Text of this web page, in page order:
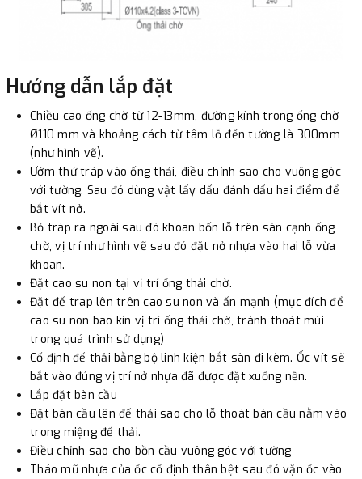
Hướng dẫn lắp đặt
Chiều cao ống chờ từ 12-13mm, đường kính trong ống chờ
Ø110 mm và khoảng cách từ tâm lỗ đến tường là 300mm
(như hình vẽ).
Ướm thử tráp vào ống thải, điều chỉnh sao cho vuông góc
với tường. Sau đó dùng vật lấy dấu đánh dấu hai điểm để
bắt vít nở.
Bỏ tráp ra ngoài sau đó khoan bốn lỗ trên sàn cạnh ống
chờ, vị trí như hình vẽ sau đó đặt nở nhựa vào hai lỗ vừa
khoan.
Đặt cao su non tại vị trí ống thải chờ.
Đặt đế trap lên trên cao su non và ấn mạnh (mục đích để
cao su non bao kín vị trí ống thải chờ, tránh thoát mùi
trong quá trình sử dụng)
Cố định đế thải bằng bộ linh kiện bắt sàn đi kèm. Ốc vít sẽ
bắt vào đúng vị trí nở nhựa đã được đặt xuống nền.
Lắp đặt bàn cầu
Đặt bàn cầu lên đế thải sao cho lỗ thoát bàn cầu nằm vào
trong miệng đế thải.
Điều chỉnh sao cho bồn cầu vuông góc với tường
Tháo mũ nhựa của ốc cố định thân bệt sau đó vặn ốc vào